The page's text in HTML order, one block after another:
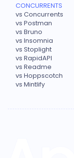
CONCURRENTS
vs Concurrents
vs Postman
vs Bruno
vs Insomnia
vs Stoplight
vs RapidAPI
vs Readme
vs Hoppscotch
vs Mintlify